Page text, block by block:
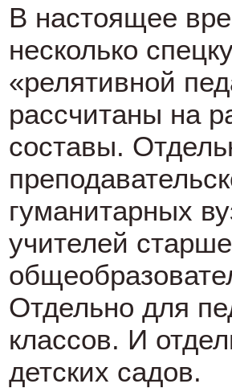
В настоящее
несколько
«релятивной
рассчитаны на
составы.
гуманитарных
учителей
Отдельно для
классов. И
детских садов.